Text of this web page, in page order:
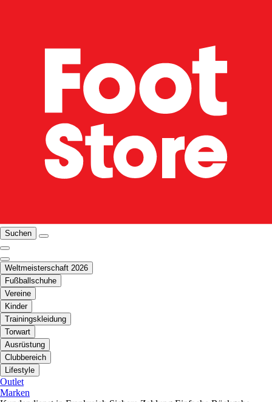
Suchen
Weltmeisterschaft 2026
Fußballschuhe
Vereine
Kinder
Trainingskleidung
Torwart
Ausrüstung
Clubbereich
Lifestyle
Outlet
Marken